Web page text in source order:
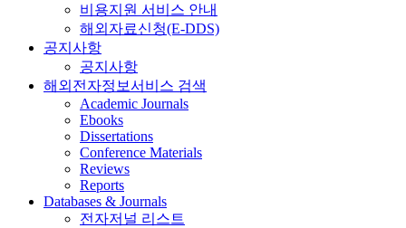
비용지원 서비스 안내
해외자료신청(E-DDS)
공지사항
공지사항
해외전자정보서비스 검색
Academic Journals
Ebooks
Dissertations
Conference Materials
Reviews
Reports
Databases & Journals
전자저널 리스트